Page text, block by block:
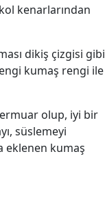
kenarlarından
dikiş çizgisi gibi
kumaş rengi ile
olup, iyi bir
süslemeyi
eklenen kumaş